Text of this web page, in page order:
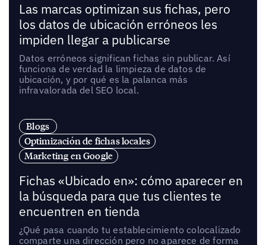
Las marcas optimizan sus fichas, pero
los datos de ubicación erróneos les
impiden llegar a publicarse
Datos erróneos significan fichas sin publicar. Así
funciona de verdad la limpieza de datos de
ubicación, y por qué es la palanca más
infravalorada del SEO local.
Blogs
Optimización de fichas locales
Marketing en Google
Fichas «Ubicado en»: cómo aparecer en
la búsqueda para que tus clientes te
encuentren en tienda
¿Qué pasa cuando tu establecimiento colocalizado
comparte una dirección pero no aparece de forma